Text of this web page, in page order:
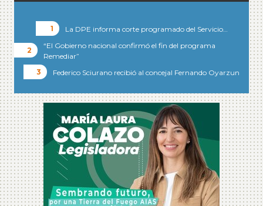
La DPE informa corte programado del Servicio…
“El Gobierno nacional confirmó el fin del programa
Remediar”
Federico Sciurano recibió al concejal Fernando Oyarzun